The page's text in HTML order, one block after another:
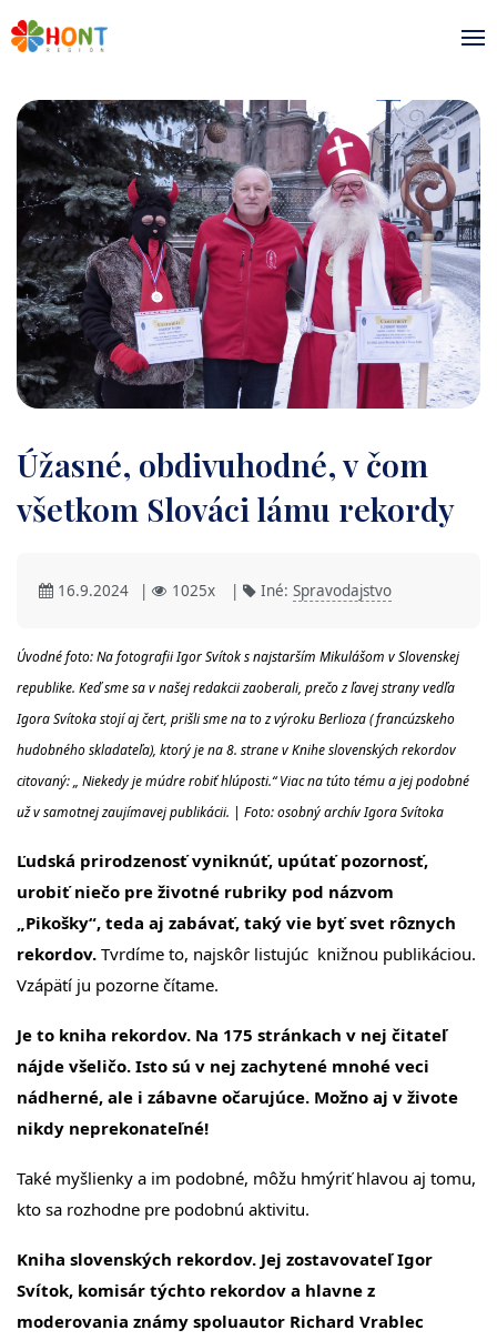
Úžasné, obdivuhodné, v čom
všetkom Slováci lámu rekordy
16.9.2024 | 1025x | Iné: Spravodajstvo
Úvodné foto: Na fotografii Igor Svítok s najstarším Mikulášom v Slovenskej
republike. Keď sme sa v našej redakcii zaoberali, prečo z ľavej strany vedľa
Igora Svítoka stojí aj čert, prišli sme na to z výroku Berlioza ( francúzskeho
hudobného skladateľa), ktorý je na 8. strane v Knihe slovenských rekordov
citovaný: „ Niekedy je múdre robiť hlúposti.“ Viac na túto tému a jej podobné
už v samotnej zaujímavej publikácii. | Foto: osobný archív Igora Svítoka
Ľudská prirodzenosť vyniknúť, upútať pozornosť,
urobiť niečo pre životné rubriky pod názvom
„Pikošky“, teda aj zabávať, taký vie byť svet rôznych
rekordov. Tvrdíme to, najskôr listujúc knižnou publikáciou.
Vzápätí ju pozorne čítame.
Je to kniha rekordov. Na 175 stránkach v nej čitateľ
nájde všeličo. Isto sú v nej zachytené mnohé veci
nádherné, ale i zábavne očarujúce. Možno aj v živote
nikdy neprekonateľné!
Také myšlienky a im podobné, môžu hmýriť hlavou aj tomu,
kto sa rozhodne pre podobnú aktivitu.
Kniha slovenských rekordov. Jej zostavovateľ Igor
Svítok, komisár týchto rekordov a hlavne z
moderovania známy spoluautor Richard Vrablec